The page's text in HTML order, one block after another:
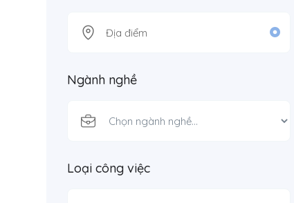
Ngành nghề
Loại công việc